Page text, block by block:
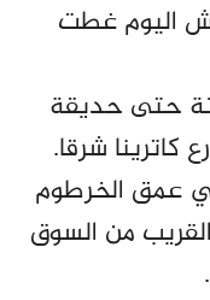
اليوم غطت
حتى حديقة
كاترينا شرقا.
عمق الخرطوم
من السوق